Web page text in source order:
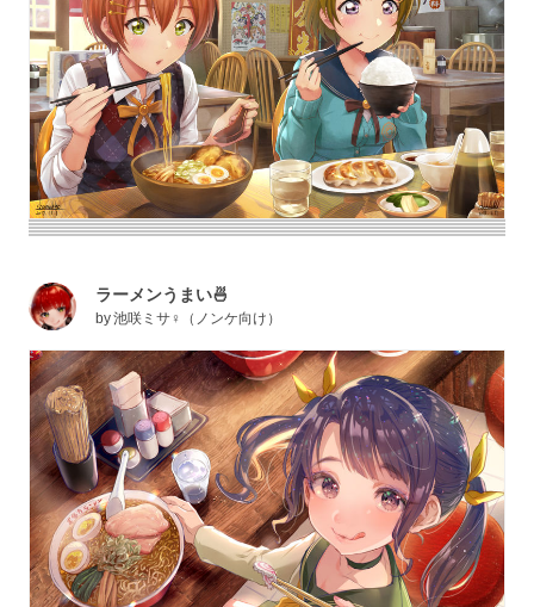
ラーメンうまい🍜
by池咲ミサ♀（ノンケ向け）